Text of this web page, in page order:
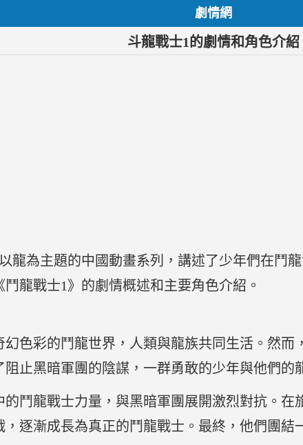
劇情網
斗龍戰士1的劇情和角色介紹
龍為主題的中國動畫系列，講述了少年們在鬥
龍戰士1》的劇情概述和主要角色介紹。
色彩的鬥龍世界，人類與龍族共同生活。然
止黑暗軍團的陰謀，一群勇敢的少年與他們的
的鬥龍戰士力量，與黑暗軍團展開激烈對抗。
逐漸成長為真正的鬥龍戰士。最終，他們團結